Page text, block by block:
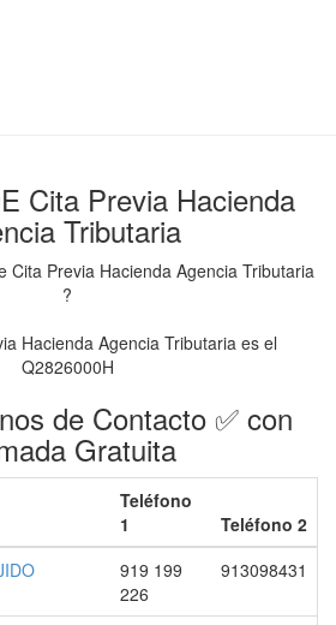
Cita Previa Hacienda
Tributaria
Cita Previa Hacienda Agencia Tributaria
?
Hacienda Agencia Tributaria es el
Q2826000H
de Contacto ✅ con
Gratuita
Teléfono
1
Teléfono 2
919 199
226
913098431